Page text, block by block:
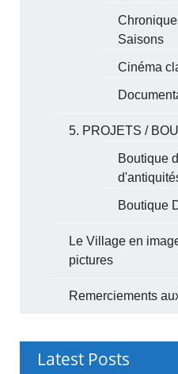
Saisons
Cinéma
5. PROJETS /
Boutique
Boutique
Le Village en
pictures
Remerciements
Latest Posts